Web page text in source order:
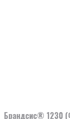
Брандсис® 1230